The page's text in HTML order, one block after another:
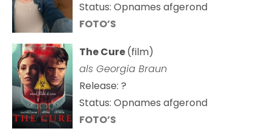
Status: Opnames afgerond
FOTO’S
The Cure(film)
als Georgia Braun
Release: ?
Status: Opnames afgerond
FOTO’S